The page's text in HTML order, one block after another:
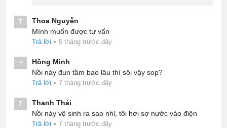
T
Thoa Nguyễn
Mình muốn được tư vấn
Trả lời • 5 tháng trước đây
H
Hồng Minh
Nồi này đun tầm bao lâu thì sôi vậy sop?
Trả lời • 7 tháng trước đây
T
Thanh Thái
Nồi này vệ sinh ra sao nhỉ, tôi hơi sợ nước vào điện
Trả lời • 7 tháng trước đây